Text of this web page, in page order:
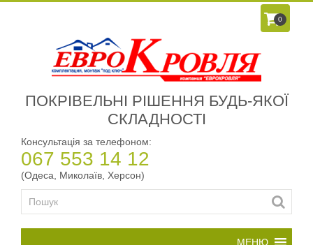
0
ПОКРІВЕЛЬНІ РІШЕННЯ БУДЬ-ЯКОЇ
СКЛАДНОСТІ
Консультація за телефоном:
067 553 14 12
(Одеса, Миколаїв, Херсон)